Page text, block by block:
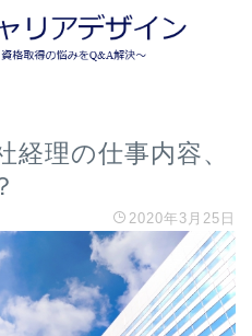
経理の仕事内容、
2020年3月25日